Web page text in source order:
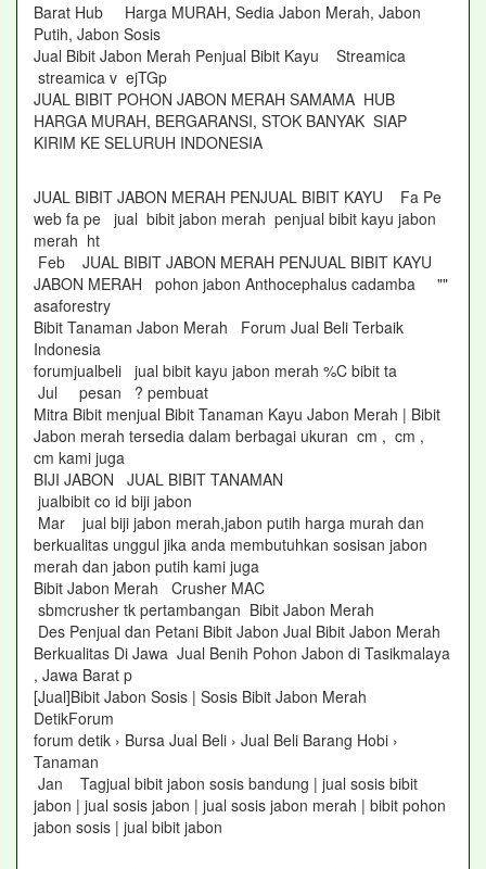
Barat Hub Harga MURAH, Sedia Jabon Merah, Jabon
Putih, Jabon Sosis
Jual Bibit Jabon Merah Penjual Bibit Kayu Streamica
streamica v ejTGp
JUAL BIBIT POHON JABON MERAH SAMAMA HUB
HARGA MURAH, BERGARANSI, STOK BANYAK SIAP
KIRIM KE SELURUH INDONESIA
JUAL BIBIT JABON MERAH PENJUAL BIBIT KAYU Fa Pe
web fa pe jual bibit jabon merah penjual bibit kayu jabon
merah ht
Feb JUAL BIBIT JABON MERAH PENJUAL BIBIT KAYU
JABON MERAH pohon jabon Anthocephalus cadamba ""
asaforestry
Bibit Tanaman Jabon Merah Forum Jual Beli Terbaik
Indonesia
forumjualbeli jual bibit kayu jabon merah %C bibit ta
Jul pesan ? pembuat
Mitra Bibit menjual Bibit Tanaman Kayu Jabon Merah | Bibit
Jabon merah tersedia dalam berbagai ukuran cm , cm ,
cm kami juga
BIJI JABON JUAL BIBIT TANAMAN
jualbibit co id biji jabon
Mar jual biji jabon merah,jabon putih harga murah dan
berkualitas unggul jika anda membutuhkan sosisan jabon
merah dan jabon putih kami juga
Bibit Jabon Merah Crusher MAC
sbmcrusher tk pertambangan Bibit Jabon Merah
Des Penjual dan Petani Bibit Jabon Jual Bibit Jabon Merah
Berkualitas Di Jawa Jual Benih Pohon Jabon di Tasikmalaya
, Jawa Barat p
[Jual]Bibit Jabon Sosis | Sosis Bibit Jabon Merah
DetikForum
forum detik › Bursa Jual Beli › Jual Beli Barang Hobi ›
Tanaman
Jan Tagjual bibit jabon sosis bandung | jual sosis bibit
jabon | jual sosis jabon | jual sosis jabon merah | bibit pohon
jabon sosis | jual bibit jabon